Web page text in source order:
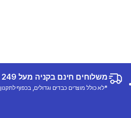
משלוחים חינם בקניה מעל 249 ש"ח
*לא כולל מוצרים כבדים וגדולים, בכפוף לתקנון